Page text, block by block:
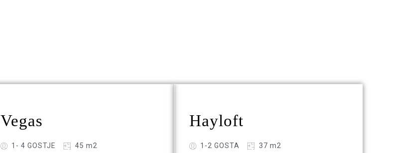
Vegas
1- 4 GOSTJE 45 m2
Hayloft
1-2 GOSTA 37 m2